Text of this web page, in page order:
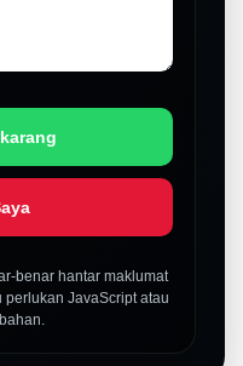
benar hantar maklumat
perlukan JavaScript atau